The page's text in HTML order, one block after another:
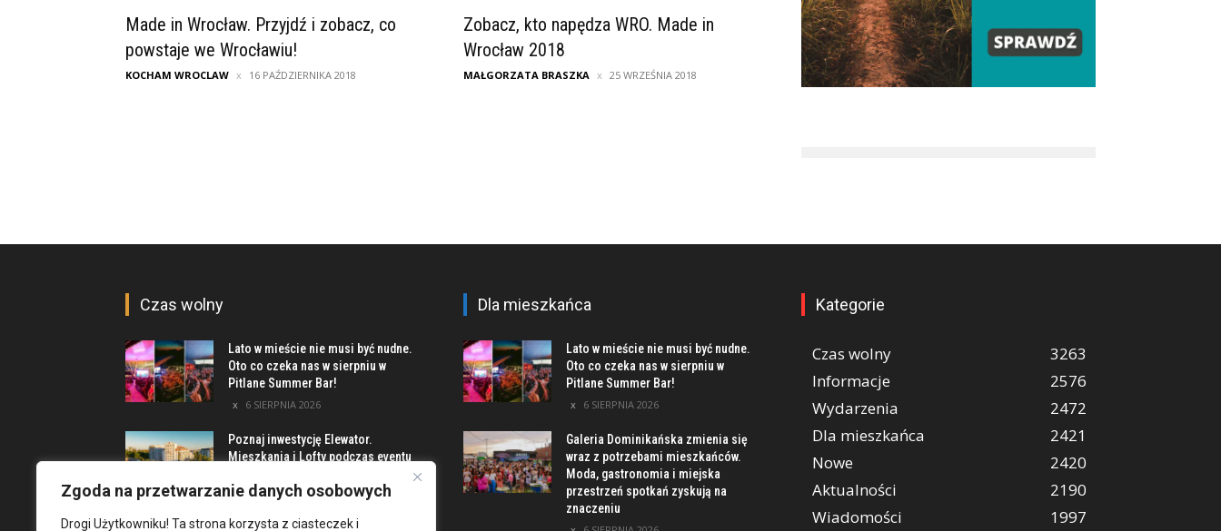
Zgoda na przetwarzanie danych osobowych
Drogi Użytkowniku! Ta strona korzysta z ciasteczek i
Made in Wrocław. Przyjdź i zobacz, co
powstaje we Wrocławiu!
KOCHAM WROCLAW 16 PAŹDZIERNIKA 2018
Zobacz, kto napędza WRO. Made in
Wrocław 2018
MAŁGORZATA BRASZKA 25 WRZEŚNIA 2018
Czas wolny
Lato w mieście nie musi być nudne.
Oto co czeka nas w sierpniu w
Pitlane Summer Bar!
6 SIERPNIA 2026
Poznaj inwestycję Elewator.
Mieszkania i Lofty podczas eventu
5 SIERPNIA 2026
Dla mieszkańca
Lato w mieście nie musi być nudne.
Oto co czeka nas w sierpniu w
Pitlane Summer Bar!
6 SIERPNIA 2026
Galeria Dominikańska zmienia się
wraz z potrzebami mieszkańców.
Moda, gastronomia i miejska
przestrzeń spotkań zyskują na
znaczeniu
Kategorie
Czas wolny
3263
Informacje
2576
Wydarzenia
2472
Dla mieszkańca
2421
Nowe
2420
Aktualności
2190
Wiadomości
1997